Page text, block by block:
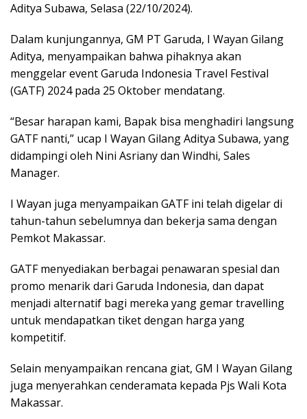
Aditya Subawa, Selasa (22/10/2024).
Dalam kunjungannya, GM PT Garuda, I Wayan Gilang
Aditya, menyampaikan bahwa pihaknya akan
menggelar event Garuda Indonesia Travel Festival
(GATF) 2024 pada 25 Oktober mendatang.
“Besar harapan kami, Bapak bisa menghadiri langsung
GATF nanti,” ucap I Wayan Gilang Aditya Subawa, yang
didampingi oleh Nini Asriany dan Windhi, Sales
Manager.
I Wayan juga menyampaikan GATF ini telah digelar di
tahun-tahun sebelumnya dan bekerja sama dengan
Pemkot Makassar.
GATF menyediakan berbagai penawaran spesial dan
promo menarik dari Garuda Indonesia, dan dapat
menjadi alternatif bagi mereka yang gemar travelling
untuk mendapatkan tiket dengan harga yang
kompetitif.
Selain menyampaikan rencana giat, GM I Wayan Gilang
juga menyerahkan cenderamata kepada Pjs Wali Kota
Makassar.